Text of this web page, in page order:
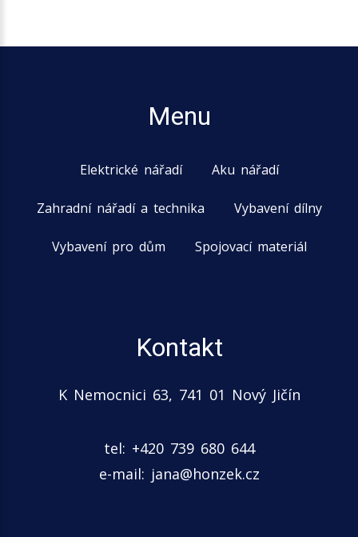
Menu
Elektrické nářadí Aku nářadí
Zahradní nářadí a technika Vybavení dílny
Vybavení pro dům Spojovací materiál
Kontakt
K Nemocnici 63, 741 01 Nový Jičín
tel: +420 739 680 644
e-mail: jana@honzek.cz